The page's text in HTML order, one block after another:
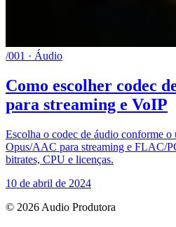
/001 · Áudio
Como escolher codec
para streaming e VoIP
Escolha o codec de áudio conforme o
Opus/AAC para streaming e FLAC/
bitrates, CPU e licenças.
10 de abril de 2024
© 2026 Audio Produtora